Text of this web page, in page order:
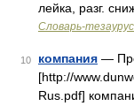
лейка, разг.
Словарь-
10 компания —
[http://
Rus.pdf]